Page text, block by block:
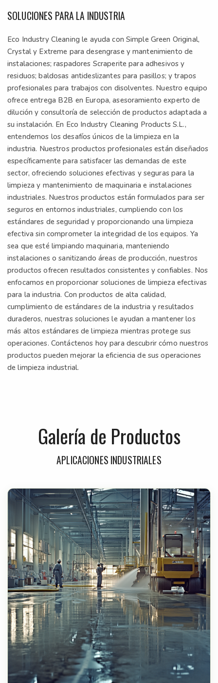
SOLUCIONES PARA LA INDUSTRIA
Eco Industry Cleaning le ayuda con Simple Green Original,
Crystal y Extreme para desengrase y mantenimiento de
instalaciones; raspadores Scraperite para adhesivos y
residuos; baldosas antideslizantes para pasillos; y trapos
profesionales para trabajos con disolventes. Nuestro equipo
ofrece entrega B2B en Europa, asesoramiento experto de
dilución y consultoría de selección de productos adaptada a
su instalación. En Eco Industry Cleaning Products S.L.,
entendemos los desafíos únicos de la limpieza en la
industria. Nuestros productos profesionales están diseñados
específicamente para satisfacer las demandas de este
sector, ofreciendo soluciones efectivas y seguras para la
limpieza y mantenimiento de maquinaria e instalaciones
industriales. Nuestros productos están formulados para ser
seguros en entornos industriales, cumpliendo con los
estándares de seguridad y proporcionando una limpieza
efectiva sin comprometer la integridad de los equipos. Ya
sea que esté limpiando maquinaria, manteniendo
instalaciones o sanitizando áreas de producción, nuestros
productos ofrecen resultados consistentes y confiables. Nos
enfocamos en proporcionar soluciones de limpieza efectivas
para la industria. Con productos de alta calidad,
cumplimiento de estándares de la industria y resultados
duraderos, nuestras soluciones le ayudan a mantener los
más altos estándares de limpieza mientras protege sus
operaciones. Contáctenos hoy para descubrir cómo nuestros
productos pueden mejorar la eficiencia de sus operaciones
de limpieza industrial.
Galería de Productos
APLICACIONES INDUSTRIALES